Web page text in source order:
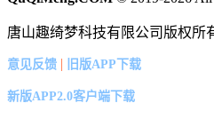
唐山趣绮梦科技有限公司版权所
意见反馈 | 旧版APP下载
新版APP2.0客户端下载